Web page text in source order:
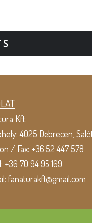
Kft.
4025 Debrecen,
/ Fax: +36 52 447 578
+36 70 94 95 169
fanaturakft@gmail.com